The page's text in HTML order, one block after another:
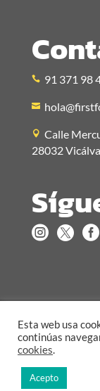
91 371 98
Calle
28032
  
Aviso
Política de
Esta web usa
continúas
cookies.
Acepto